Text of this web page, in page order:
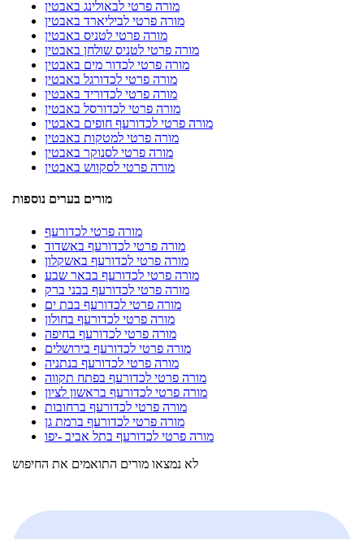
מורה פרטי לבאולינג באבטין
מורה פרטי לביליארד באבטין
מורה פרטי לטניס באבטין
מורה פרטי לטניס שולחן באבטין
מורה פרטי לכדור מים באבטין
מורה פרטי לכדורגל באבטין
מורה פרטי לכדוריד באבטין
מורה פרטי לכדורסל באבטין
מורה פרטי לכדורעף חופים באבטין
מורה פרטי למטקות באבטין
מורה פרטי לסנוקר באבטין
מורה פרטי לסקווש באבטין
מורים בערים נוספות
מורה פרטי לכדורעף
מורה פרטי לכדורעף באשדוד
מורה פרטי לכדורעף באשקלון
מורה פרטי לכדורעף בבאר שבע
מורה פרטי לכדורעף בבני ברק
מורה פרטי לכדורעף בבת ים
מורה פרטי לכדורעף בחולון
מורה פרטי לכדורעף בחיפה
מורה פרטי לכדורעף בירושלים
מורה פרטי לכדורעף בנתניה
מורה פרטי לכדורעף בפתח תקווה
מורה פרטי לכדורעף בראשון לציון
מורה פרטי לכדורעף ברחובות
מורה פרטי לכדורעף ברמת גן
מורה פרטי לכדורעף בתל אביב -יפו
לא נמצאו מורים התואמים את החיפוש